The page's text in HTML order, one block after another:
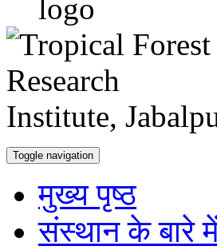
Toggle navigation
मुख्य पृष्ठ
संस्थान के बारे